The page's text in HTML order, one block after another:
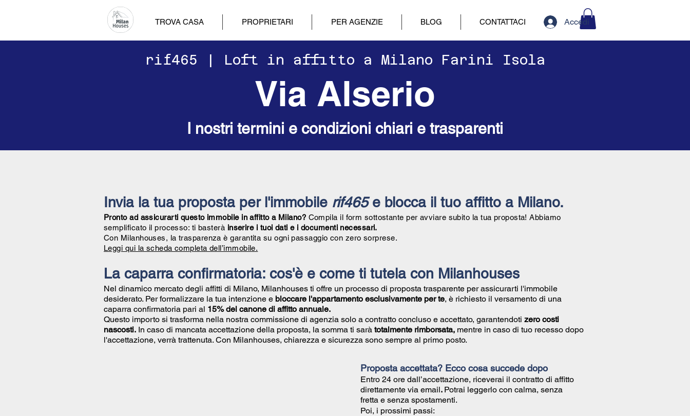
TROVA CASA PROPRIETARI PER AGENZIE BLOG CONTATTACI Accedi
​​rif465 | Loft in affitto a Milano Farini Isola
Via Alserio
I nostri termini e condizioni chiari e trasparenti
Invia la tua proposta per l'immobile rif465e blocca il tuo affitto a Milano.
Pronto ad assicurarti questo immobile in affitto a Milano? Compila il form sottostante per avviare subito la tua proposta! Abbiamo
semplificato il processo: ti basterà inserire i tuoi dati e i documenti necessari.
Con Milanhouses, la trasparenza è garantita su ogni passaggio con zero sorprese.
Leggi qui la scheda completa dell’immobile.
La caparra confirmatoria: cos'è e come ti tutela con Milanhouses
Nel dinamico mercato degli affitti di Milano, Milanhouses ti offre un processo di proposta trasparente per assicurarti l'immobile
desiderato. Per formalizzare la tua intenzione e bloccare l'appartamento esclusivamente per te, è richiesto il versamento di una
caparra confirmatoria pari al 15% del canone di affitto annuale.
Questo importo si trasforma nella nostra commissione di agenzia solo a contratto concluso e accettato, garantendoti zero costi
nascosti. In caso di mancata accettazione della proposta, la somma ti sarà totalmente rimborsata, mentre in caso di tuo recesso dopo
l'accettazione, verrà trattenuta. Con Milanhouses, chiarezza e sicurezza sono sempre al primo posto.
Proposta accettata? Ecco cosa succede dopo
Entro 24 ore dall’accettazione, riceverai il contratto di affitto
direttamente via email. Potrai leggerlo con calma, senza
fretta e senza spostamenti.
Poi, i prossimi passi: